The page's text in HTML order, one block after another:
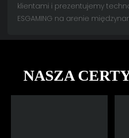
klientami i prezentujemy
ESGAMING na arenie
NASZA